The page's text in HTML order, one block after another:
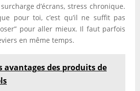
d’écrans, stress chronique.
pour toi, c’est qu’il ne suffit pas
pour aller mieux. Il faut parfois
en même temps.
avantages des produits de